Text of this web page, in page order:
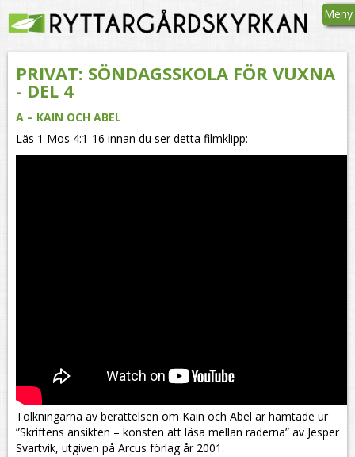
Meny
PRIVAT: SÖNDAGSSKOLA FÖR VUXNA
- DEL 4
A – KAIN OCH ABEL
Läs 1 Mos 4:1-16 innan du ser detta filmklipp:
Tolkningarna av berättelsen om Kain och Abel är hämtade ur
”Skriftens ansikten – konsten att läsa mellan raderna” av Jesper
Svartvik, utgiven på Arcus förlag år 2001.